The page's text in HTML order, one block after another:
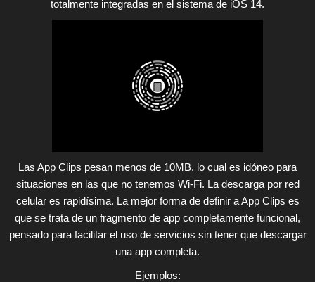
totalmente integradas en el sistema de iOS 14.
Las App Clips pesan menos de 10MB, lo cual es idóneo para
situaciones en las que no tenemos Wi-Fi. La descarga por red
celular es rapidísima. La mejor forma de definir a App Clips es
que se trata de un fragmento de app completamente funcional,
pensado para facilitar el uso de servicios sin tener que descargar
una app completa.
Ejemplos: